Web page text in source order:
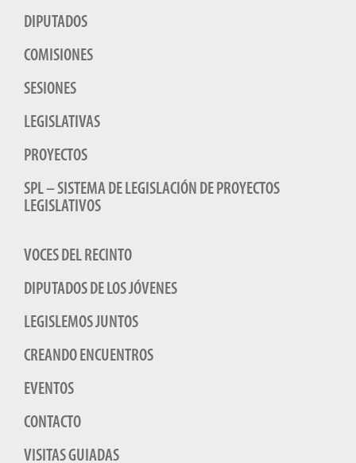
DIPUTADOS
COMISIONES
SESIONES
LEGISLATIVAS
PROYECTOS
SPL – SISTEMA DE LEGISLACIÓN DE PROYECTOS
LEGISLATIVOS
VOCES DEL RECINTO
DIPUTADOS DE LOS JÓVENES
LEGISLEMOS JUNTOS
CREANDO ENCUENTROS
EVENTOS
CONTACTO
VISITAS GUIADAS